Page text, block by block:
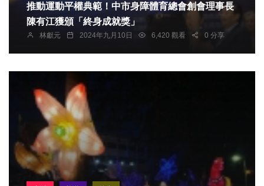
推動運動平權典範！中市身障體育總會創會理事長
陳有江獲頒「終身成就獎」
林獻元 2024年九月10日 6,420 觀看 0 分享